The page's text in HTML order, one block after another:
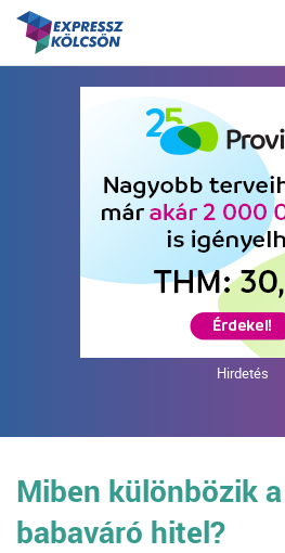
Hirdetés
Miben különbözik a
babaváró hitel?